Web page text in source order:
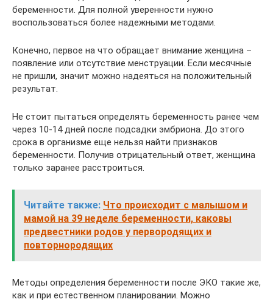
беременности. Для полной уверенности нужно
воспользоваться более надежными методами.
Конечно, первое на что обращает внимание женщина –
появление или отсутствие менструации. Если месячные
не пришли, значит можно надеяться на положительный
результат.
Не стоит пытаться определять беременность ранее чем
через 10-14 дней после подсадки эмбриона. До этого
срока в организме еще нельзя найти признаков
беременности. Получив отрицательный ответ, женщина
только заранее расстроиться.
Читайте также: Что происходит с малышом и
мамой на 39 неделе беременности, каковы
предвестники родов у первородящих и
повторнородящих
Методы определения беременности после ЭКО такие же,
как и при естественном планировании. Можно